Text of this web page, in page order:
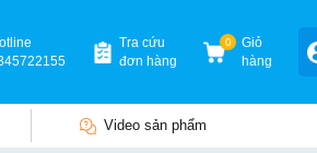
Tra cứu
đơn hàng
0
Giỏ
hàng
Video sản phẩm